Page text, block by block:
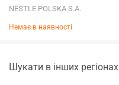
NESTLE POLSKA S.A.
Немає в наявності
Шукати в інших регіонах